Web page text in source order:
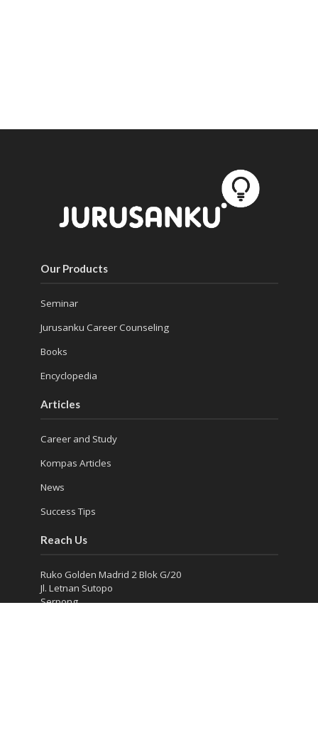
Our Products
Seminar
Jurusanku Career Counseling
Books
Encyclopedia
Articles
Career and Study
Kompas Articles
News
Success Tips
Reach Us
Ruko Golden Madrid 2 Blok G/20
Jl. Letnan Sutopo
Serpong